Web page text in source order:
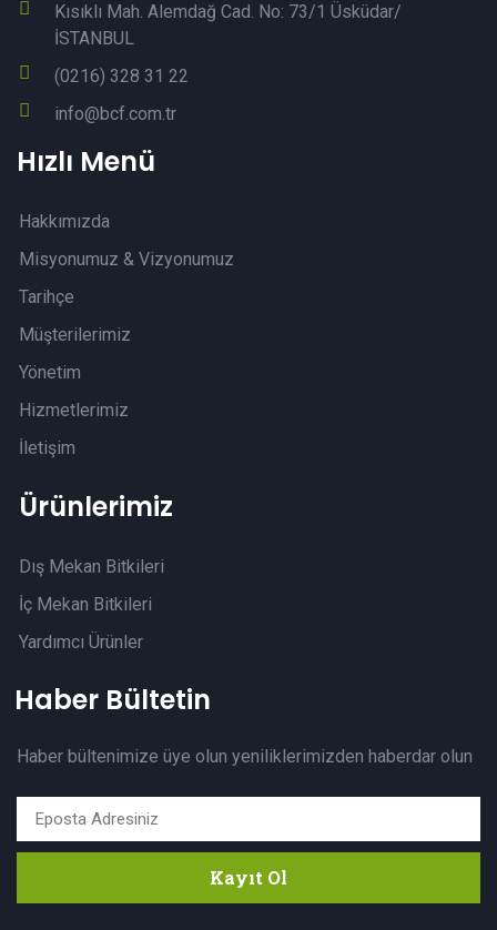
Kısıklı Mah. Alemdağ Cad. No: 73/1 Üsküdar/
İSTANBUL
(0216) 328 31 22
info@bcf.com.tr
Hızlı Menü
Hakkımızda
Misyonumuz & Vizyonumuz
Tarihçe
Müşterilerimiz
Yönetim
Hizmetlerimiz
İletişim
Ürünlerimiz
Dış Mekan Bitkileri
İç Mekan Bitkileri
Yardımcı Ürünler
Haber Bültetin
Haber bültenimize üye olun yeniliklerimizden haberdar olun
Kayıt Ol